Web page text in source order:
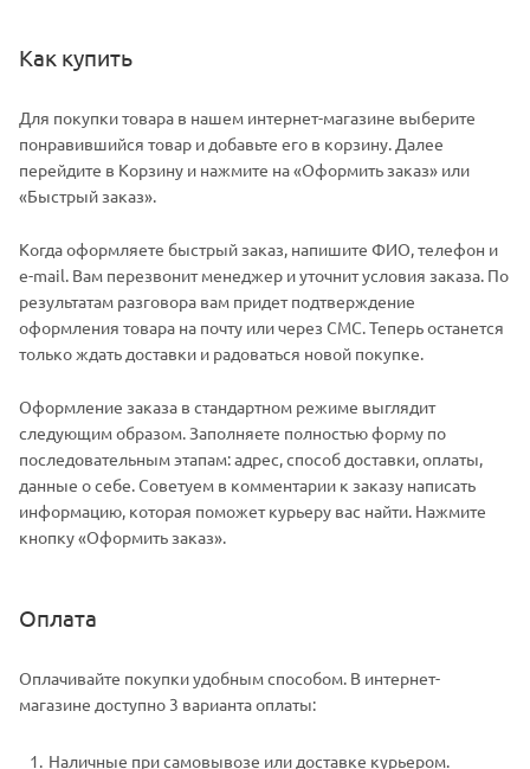
Как купить
Для покупки товара в нашем интернет-магазине выберите
понравившийся товар и добавьте его в корзину. Далее
перейдите в Корзину и нажмите на «Оформить заказ» или
«Быстрый заказ».
Когда оформляете быстрый заказ, напишите ФИО, телефон и
e-mail. Вам перезвонит менеджер и уточнит условия заказа. По
результатам разговора вам придет подтверждение
оформления товара на почту или через СМС. Теперь останется
только ждать доставки и радоваться новой покупке.
Оформление заказа в стандартном режиме выглядит
следующим образом. Заполняете полностью форму по
последовательным этапам: адрес, способ доставки, оплаты,
данные о себе. Советуем в комментарии к заказу написать
информацию, которая поможет курьеру вас найти. Нажмите
кнопку «Оформить заказ».
Оплата
Оплачивайте покупки удобным способом. В интернет-
магазине доступно 3 варианта оплаты:
Наличные при самовывозе или доставке курьером.